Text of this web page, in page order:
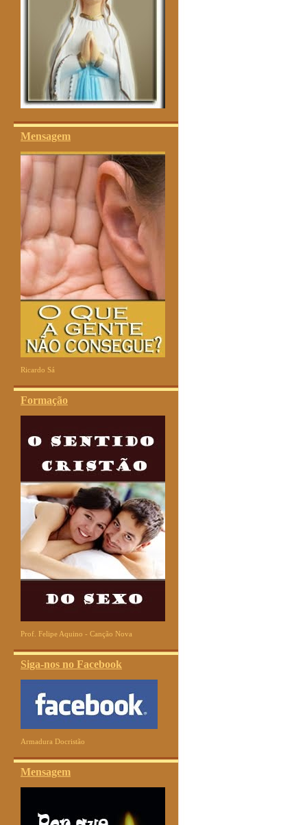
Mensagem
Ricardo Sá
Formação
Prof. Felipe Aquino - Canção Nova
Siga-nos no Facebook
Armadura Docristão
Mensagem